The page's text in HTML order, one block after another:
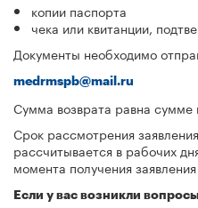
копии паспорта
чека или квитанции,
Документы необходимо
medrmspb@mail.ru
Сумма возврата равна сумме
Срок рассмотрения
рассчитывается в рабочих
момента получения
Если у вас возникли